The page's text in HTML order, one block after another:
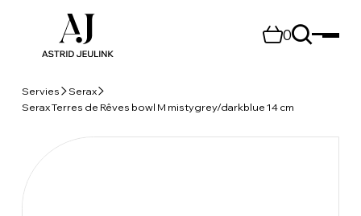
0
Servies
Serax
Serax Terres de Rêves bowl M mistygrey/darkblue 14 cm